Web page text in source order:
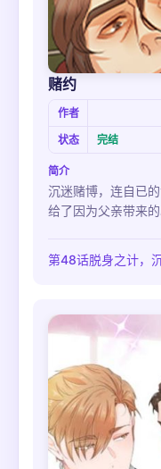
赌约
作者
状态
完结
简介
沉迷赌博，连自已
给了因为父亲带来
成允明白了赌命是
第48话脱身之计，